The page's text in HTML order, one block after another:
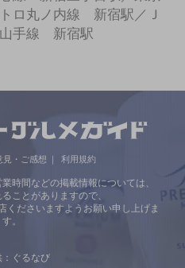
ロ丸ノ内線 新宿駅／Ｊ
山手線 新宿駅
見・ご感想 利用規約
時間などの掲載情報については、
ことがありますので、
くださいますようお願い申し上げま
す。
：ぐるなび